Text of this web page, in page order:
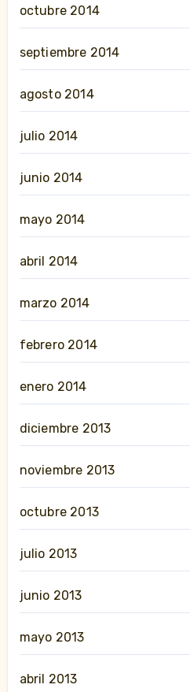
octubre 2014
septiembre 2014
agosto 2014
julio 2014
junio 2014
mayo 2014
abril 2014
marzo 2014
febrero 2014
enero 2014
diciembre 2013
noviembre 2013
octubre 2013
julio 2013
junio 2013
mayo 2013
abril 2013